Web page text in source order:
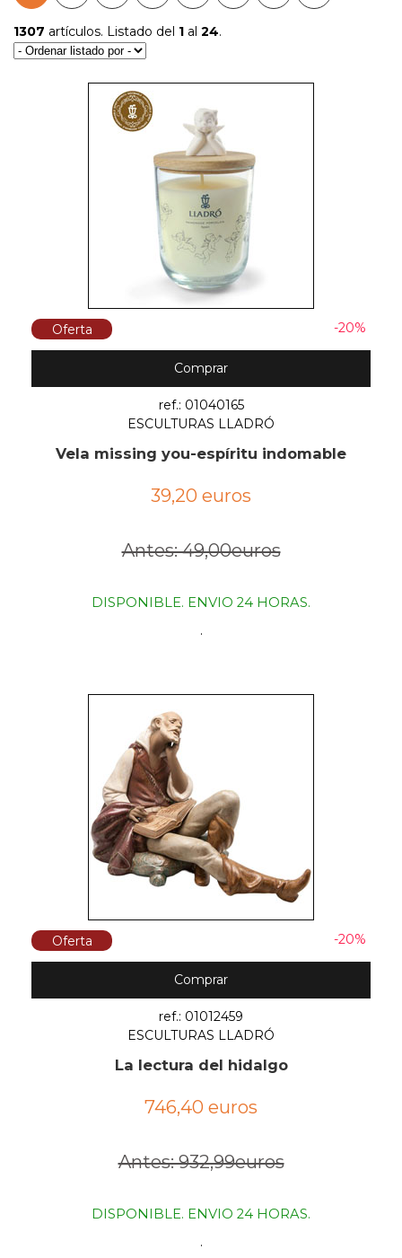
1307 artículos. Listado del 1 al 24.
Oferta -20%
Comprar
ref.: 01040165
ESCULTURAS LLADRÓ
Vela missing you-espíritu indomable
39,20 euros
Antes: 49,00euros
DISPONIBLE. ENVIO 24 HORAS.
.
Oferta -20%
Comprar
ref.: 01012459
ESCULTURAS LLADRÓ
La lectura del hidalgo
746,40 euros
Antes: 932,99euros
DISPONIBLE. ENVIO 24 HORAS.
.